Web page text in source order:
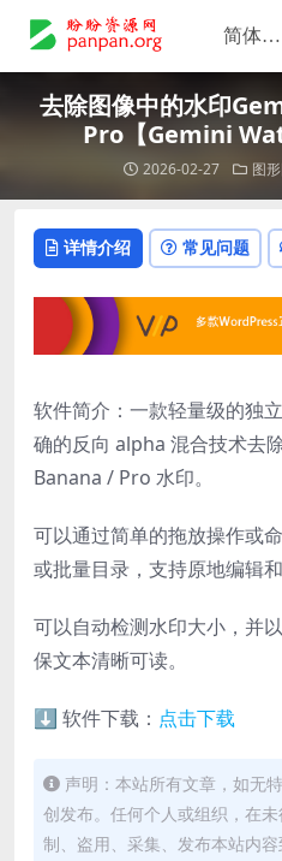
去除图像中的水印
Pro【Gemini
2026-02-27 图
详情介绍 常见问题
软件简介：一款轻量级的独
确的反向 alpha 混合技术去
Banana / Pro 水印。
可以通过简单的拖放操作或
或批量目录，支持原地编辑和
可以自动检测水印大小，并
保文本清晰可读。
⬇️ 软件下载： 点击下载
声明：本站所有文章，如无
创发布。任何个人或组织，在
制、盗用、采集、发布本站内